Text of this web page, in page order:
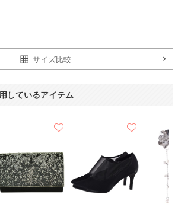
サイズ比較
しているアイテム